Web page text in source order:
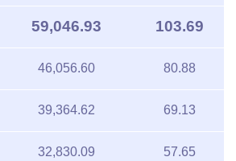
59,046.93 103.69
46,056.60 80.88
39,364.62 69.13
32,830.09 57.65